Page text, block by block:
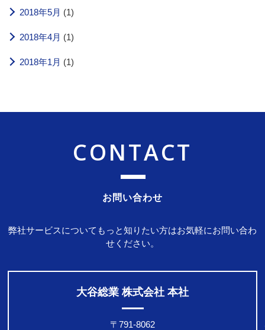
2018年5月 (1)
2018年4月 (1)
2018年1月 (1)
CONTACT
お問い合わせ
弊社サービスについてもっと知りたい方はお気軽にお問い合わ
せください。
大谷総業 株式会社 本社
〒791-8062